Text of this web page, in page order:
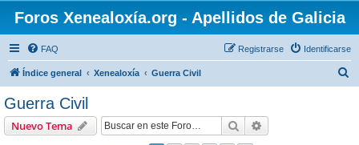
Foros Xenealoxía.org - Apellidos de Galicia
FAQ Identificarse
Registrarse
Índice general Xenealoxía Guerra Civil
Guerra Civil
Nuevo Tema Buscar